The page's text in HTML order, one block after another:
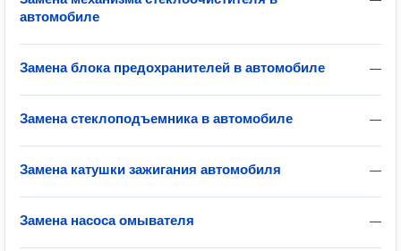
автомобиле
—
Замена блока предохранителей в автомобиле
—
Замена стеклоподъемника в автомобиле
—
Замена катушки зажигания автомобиля
—
Замена насоса омывателя